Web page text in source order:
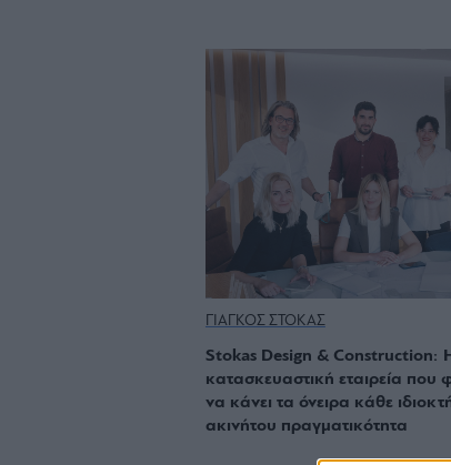
ΓΙΑΓΚΟΣ ΣΤΟΚΑΣ
Stokas Design & Construction: Η
κατασκευαστική εταιρεία που
να κάνει τα όνειρα κάθε
ακινήτου πραγματικότητα